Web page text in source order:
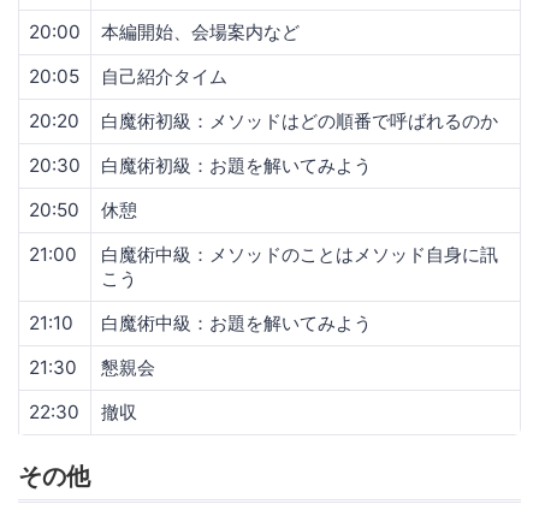
20:00
本編開始、会場案内など
20:05
自己紹介タイム
20:20
白魔術初級：メソッドはどの順番で呼ばれるのか
20:30
白魔術初級：お題を解いてみよう
20:50
休憩
21:00
白魔術中級：メソッドのことはメソッド自身に訊
こう
21:10
白魔術中級：お題を解いてみよう
21:30
懇親会
22:30
撤収
その他